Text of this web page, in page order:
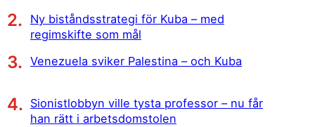
Ny biståndsstrategi för Kuba – med
regimskifte som mål
Venezuela sviker Palestina – och Kuba
Sionistlobbyn ville tysta professor – nu får
han rätt i arbetsdomstolen